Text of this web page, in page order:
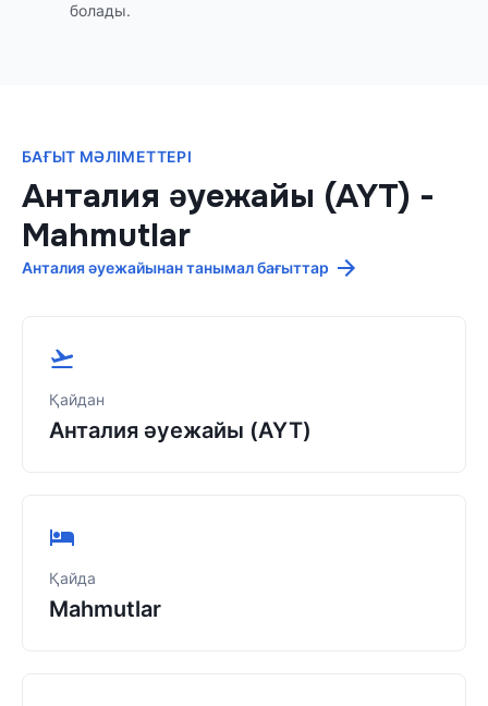
болады.
БАҒЫТ МӘЛІМЕТТЕРІ
Анталия әуежайы (AYT) -
Mahmutlar
Анталия әуежайынан танымал бағыттар
Қайдан
Анталия әуежайы (AYT)
Қайда
Mahmutlar